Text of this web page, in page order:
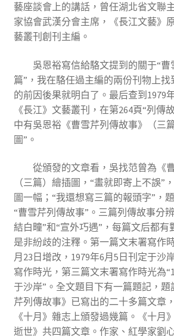
藝座談會上的講話，曾任湖北省文聯
家協會武漢分會主席，《長江文藝》
藝叢刊創刊主編。
吳恩裕寫信給駱文提到的關于“曹
篇”，我在駱任過主編的兩份刊物上
的前因後果就明白了。最后查到1979
《長江》文藝叢刊，在第264頁“列傳
中有吳恩裕《曹雪芹列傳故事》（三
圖”。
從頒發的文章看，吳找范曾為《
（三篇）繪插圖，“畫就即寄上不誤”
圖一幅；“我還想寫三篇的報頭字”，
“曹雪芹列傳故事”。三篇列傳故事分
結白疃”和“宣外巧遇”，每篇文后都有
是非紛歧的注釋。第一篇文末署寫作
月23日增改，1979年6月5日刊定于沙
寫作時光，第三篇文末署寫作時光為
于沙岸”。全文題目下有一篇題記，
芹列傳故事》已寫出的二十多篇文章
《十月》雜志上頒發過幾篇。《十月
逝世》共四篇文章。作家、紅學家劉